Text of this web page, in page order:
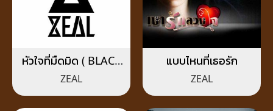
หัวใจที่มืดมิด ( BLACK
HEART)
ZEAL
แบบไหนที่เธอรัก
ZEAL